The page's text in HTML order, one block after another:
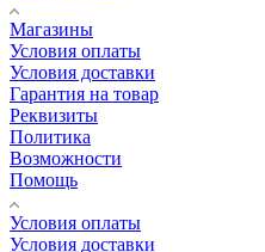
Магазины
Условия оплаты
Условия доставки
Гарантия на товар
Реквизиты
Политика
Возможности
Помощь
Условия оплаты
Условия доставки